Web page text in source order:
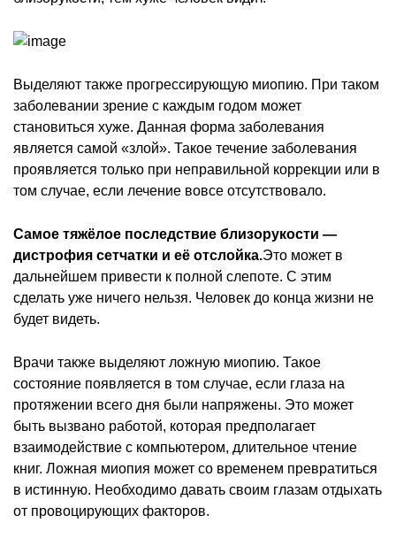
Выделяют также прогрессирующую миопию. При таком
заболевании зрение с каждым годом может
становиться хуже. Данная форма заболевания
является самой «злой». Такое течение заболевания
проявляется только при неправильной коррекции или в
том случае, если лечение вовсе отсутствовало.
Самое тяжёлое последствие близорукости —
дистрофия сетчатки и её отслойка.Это может в
дальнейшем привести к полной слепоте. С этим
сделать уже ничего нельзя. Человек до конца жизни не
будет видеть.
Врачи также выделяют ложную миопию. Такое
состояние появляется в том случае, если глаза на
протяжении всего дня были напряжены. Это может
быть вызвано работой, которая предполагает
взаимодействие с компьютером, длительное чтение
книг. Ложная миопия может со временем превратиться
в истинную. Необходимо давать своим глазам отдыхать
от провоцирующих факторов.